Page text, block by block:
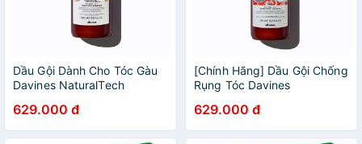
Dầu Gội Dành Cho Tóc Gàu
Davines NaturalTech
Hãng - 1000ml
629.000 đ
[Chính Hãng] Dầu Gội Chống
Rụng Tóc Davines
Shampoo Chính Hãng -
1000ml
629.000 đ